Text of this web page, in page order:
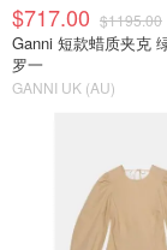
$717.00 $1195.00
Ganni 短款蜡质夹克
罗一
GANNI UK (AU)